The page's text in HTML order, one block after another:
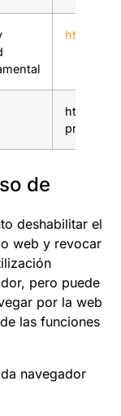
https://
https://
de
deshabilitar el
web y revocar
pero puede
por la web
las funciones
navegador